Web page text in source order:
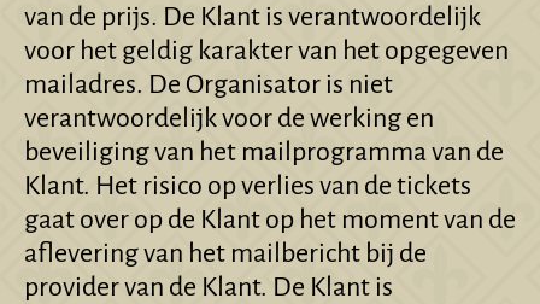
van de prijs. De Klant is verantwoordelijk
voor het geldig karakter van het opgegeven
mailadres. De Organisator is niet
verantwoordelijk voor de werking en
beveiliging van het mailprogramma van de
Klant. Het risico op verlies van de tickets
gaat over op de Klant op het moment van de
aflevering van het mailbericht bij de
provider van de Klant. De Klant is